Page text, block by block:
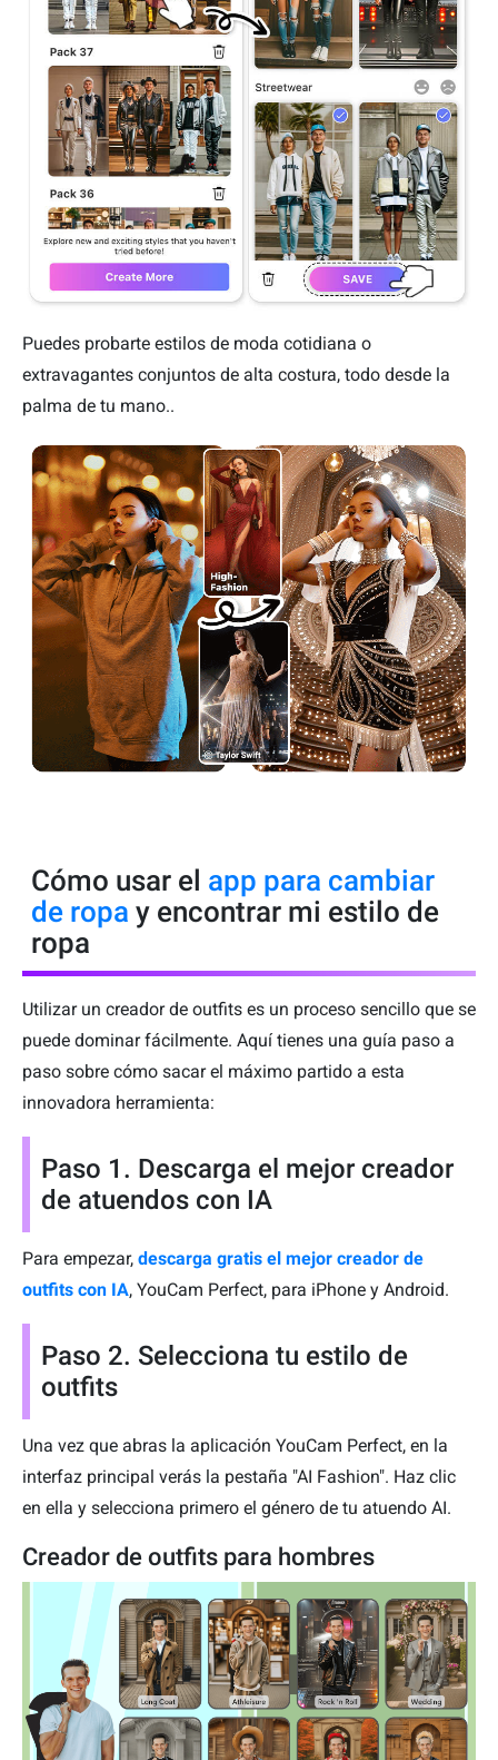
Puedes probarte estilos de moda cotidiana o
extravagantes conjuntos de alta costura, todo desde la
palma de tu mano..
Cómo usar el app para cambiar
de ropa y encontrar mi estilo de
ropa
Utilizar un creador de outfits es un proceso sencillo que se
puede dominar fácilmente. Aquí tienes una guía paso a
paso sobre cómo sacar el máximo partido a esta
innovadora herramienta:
Paso 1. Descarga el mejor creador
de atuendos con IA
Para empezar, descarga gratis el mejor creador de
outfits con IA, YouCam Perfect, para iPhone y Android.
Paso 2. Selecciona tu estilo de
outfits
Una vez que abras la aplicación YouCam Perfect, en la
interfaz principal verás la pestaña "AI Fashion". Haz clic
en ella y selecciona primero el género de tu atuendo AI.
Creador de outfits para hombres